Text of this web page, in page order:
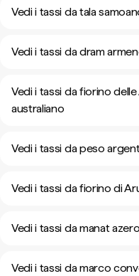
Vedi i tassi da tala
Vedi i tassi da dram
Vedi i tassi da fiorino
australiano
Vedi i tassi da peso
Vedi i tassi da fiorino di
Vedi i tassi da manat
Vedi i tassi da marco